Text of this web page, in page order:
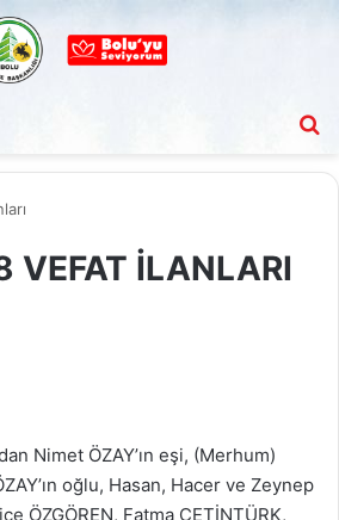
VEFAT İLANLARI
Nimet ÖZAY’ın eşi, (Merhum)
oğlu, Hasan, Hacer ve Zeynep
ÖZGÖREN, Fatma ÇETİNTÜRK,